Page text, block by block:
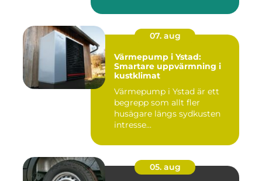
07. aug
Värmepump i Ystad:
Smartare uppvärmning i
kustklimat
Värmepump i Ystad är ett
begrepp som allt fler
husägare längs sydkusten
intresse...
05. aug